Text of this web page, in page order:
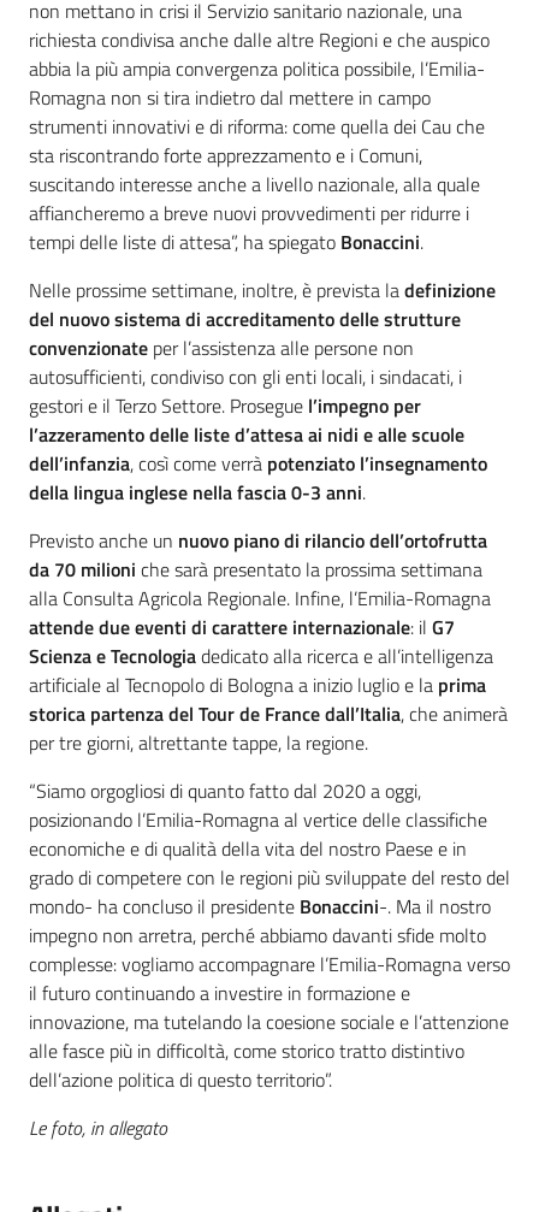
non mettano in crisi il Servizio sanitario nazionale, una
richiesta condivisa anche dalle altre Regioni e che auspico
abbia la più ampia convergenza politica possibile, l’Emilia-
Romagna non si tira indietro dal mettere in campo
strumenti innovativi e di riforma: come quella dei Cau che
sta riscontrando forte apprezzamento e i Comuni,
suscitando interesse anche a livello nazionale, alla quale
affiancheremo a breve nuovi provvedimenti per ridurre i
tempi delle liste di attesa”, ha spiegato Bonaccini.
Nelle prossime settimane, inoltre, è prevista ladefinizione
del nuovo sistema di accreditamento delle strutture
convenzionate per l’assistenza alle persone non
autosufficienti, condiviso con gli enti locali, i sindacati, i
gestori e il Terzo Settore. Prosegue l’impegno per
l’azzeramento delle liste d’attesa ai nidi e alle scuole
dell’infanzia, così come verrà potenziato l’insegnamento
della lingua inglese nella fascia 0-3 anni.
Previsto anche un nuovo piano di rilancio dell’ortofrutta
da 70 milioni che sarà presentato la prossima settimana
alla Consulta Agricola Regionale. Infine, l’Emilia-Romagna
attende due eventi di carattere internazionale: il G7
Scienza e Tecnologiadedicato alla ricerca e all’intelligenza
artificiale al Tecnopolo di Bologna a inizio luglio e la prima
storica partenza del Tour de France dall’Italia, che animerà
per tre giorni, altrettante tappe, la regione.
“Siamo orgogliosi di quanto fatto dal 2020 a oggi,
posizionando l’Emilia-Romagna al vertice delle classifiche
economiche e di qualità della vita del nostro Paese e in
grado di competere con le regioni più sviluppate del resto del
mondo- ha concluso il presidente Bonaccini-. Ma il nostro
impegno non arretra, perché abbiamo davanti sfide molto
complesse: vogliamo accompagnare l’Emilia-Romagna verso
il futuro continuando a investire in formazione e
innovazione, ma tutelando la coesione sociale e l’attenzione
alle fasce più in difficoltà, come storico tratto distintivo
dell’azione politica di questo territorio”.
Le foto, in allegato